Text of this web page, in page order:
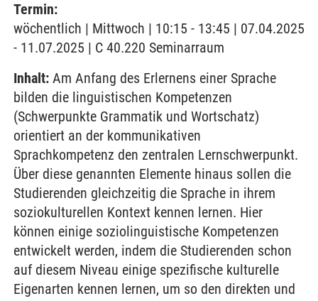
Termin:
wöchentlich | Mittwoch | 10:15 - 13:45 | 07.04.2025
- 11.07.2025 | C 40.220 Seminarraum
Inhalt: Am Anfang des Erlernens einer Sprache
bilden die linguistischen Kompetenzen
(Schwerpunkte Grammatik und Wortschatz)
orientiert an der kommunikativen
Sprachkompetenz den zentralen Lernschwerpunkt.
Über diese genannten Elemente hinaus sollen die
Studierenden gleichzeitig die Sprache in ihrem
soziokulturellen Kontext kennen lernen. Hier
können einige soziolinguistische Kompetenzen
entwickelt werden, indem die Studierenden schon
auf diesem Niveau einige spezifische kulturelle
Eigenarten kennen lernen, um so den direkten und